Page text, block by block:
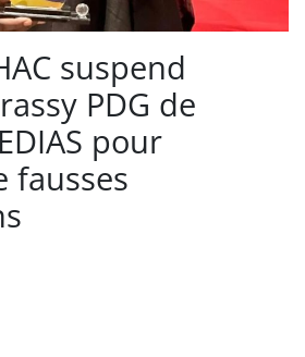
suspend
PDG de
pour
fausses